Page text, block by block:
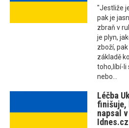
"Jestliže
pak je
zbraň v
je plyn,
zboží,
základě
toho,líbí-li
nebo...
Léčba
finišuje,
napsal
Idnes.cz